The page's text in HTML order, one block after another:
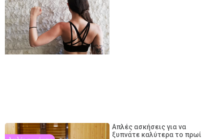
Απλές ασκήσεις για να
ξυπνάτε καλύτερα το πρωί